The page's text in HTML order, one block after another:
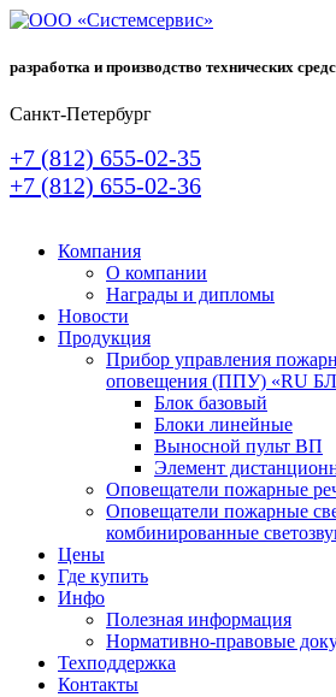
разработка и производство технических
Санкт-Петербург
+7 (812) 655-02-35
+7 (812) 655-02-36
Компания
О компании
Награды и дипломы
Новости
Продукция
Прибор управления
оповещения (ППУ) «RU
Блок базовый
Блоки линейные
Выносной пульт ВП
Элемент
Оповещатели пожарные
Оповещатели пожарные
комбинированные
Цены
Где купить
Инфо
Полезная информация
Нормативно-правовые
Техподдержка
Контакты